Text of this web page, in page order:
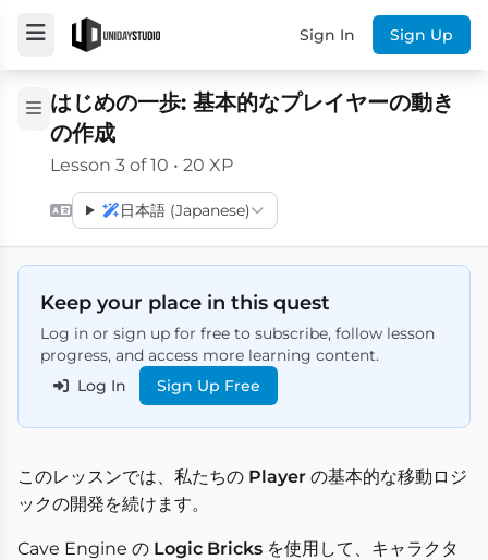
Sign In Sign Up
はじめの一歩: 基本的なプレイヤーの動き
の作成
Lesson 3 of 10 • 20 XP
日本語 (Japanese)
Keep your place in this quest
Log in or sign up for free to subscribe, follow lesson
progress, and access more learning content.
Log In
Sign Up Free
このレッスンでは、私たちの Player の基本的な移動ロジ
ックの開発を続けます。
Cave Engine の Logic Bricks を使用して、キャラクタ